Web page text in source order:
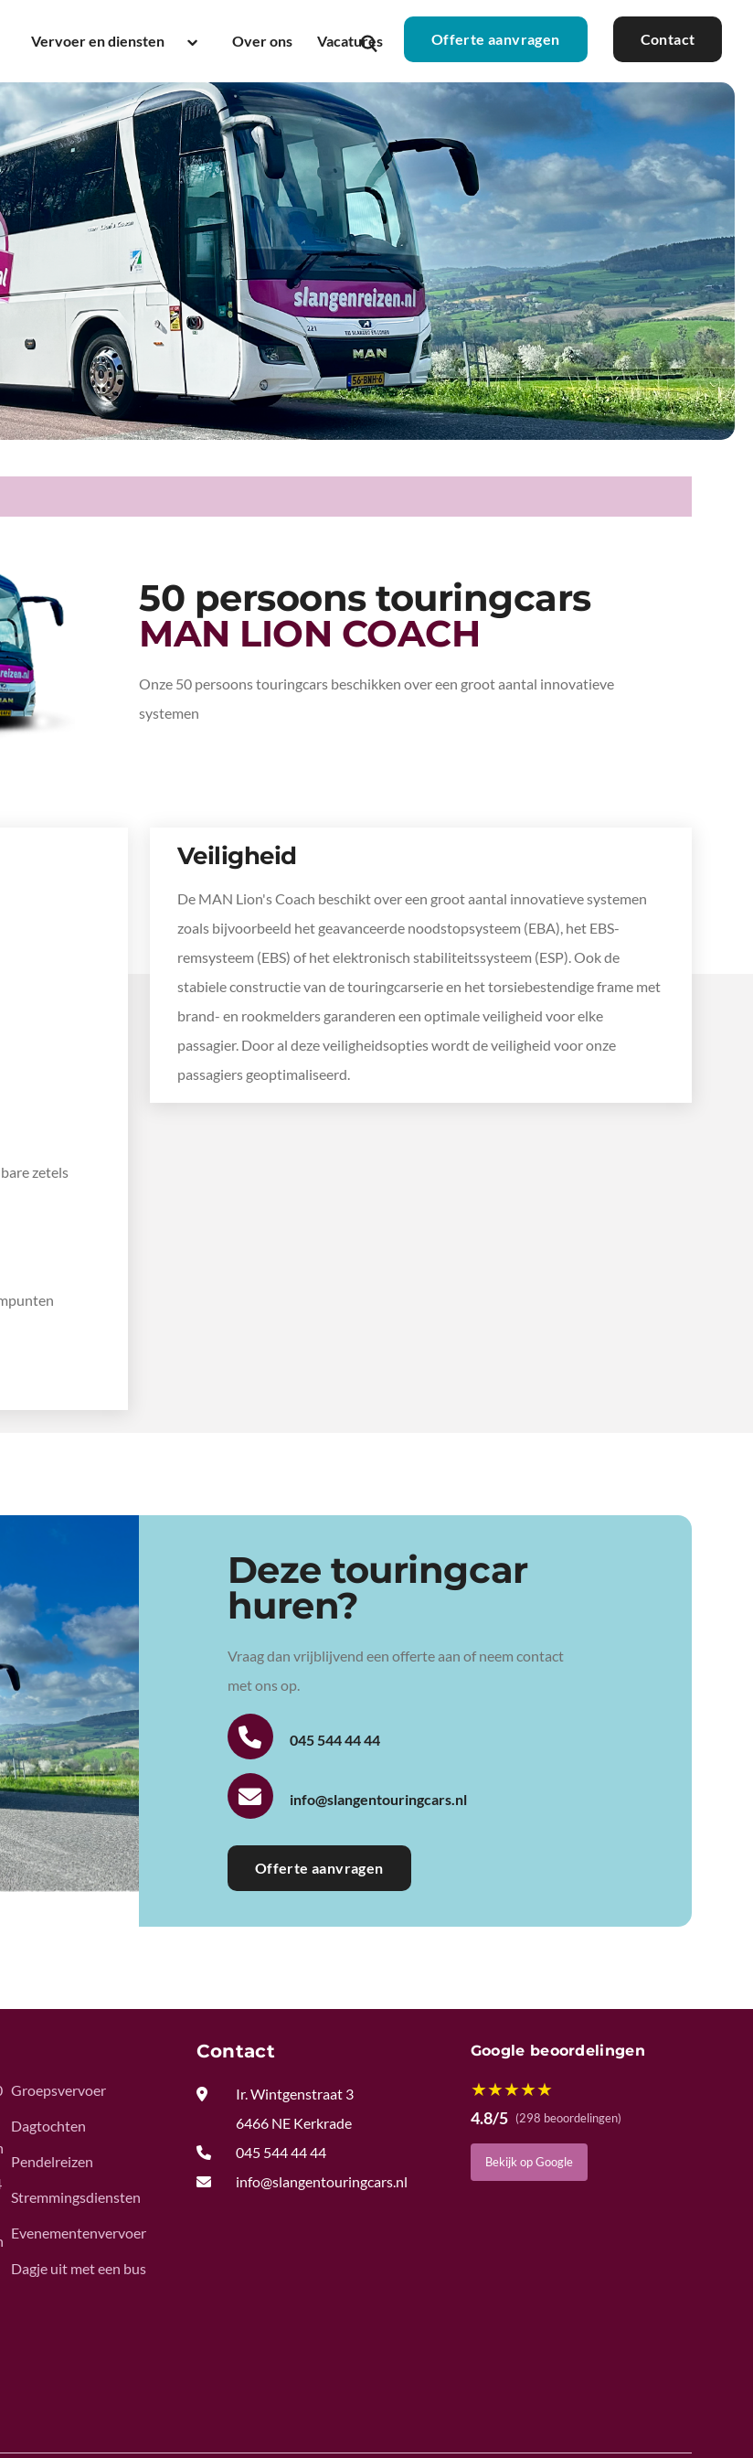
personen
tot 54
personen
90 personen
Vervoer en diensten
Dagtochten
Pendelreizen
Stremmingsdiensten
Evenementenvervoer
Dagje uit met een bus
Schoolvervoer
Festivalvervoer
Zakelijk vervoer
Bedrijfsuitje
Over ons Vacatures Offerte aanvragen Contact
50 persoons touringcars
MAN LION COACH
Onze 50 persoons touringcars beschikken over een groot aantal innovatieve
systemen
zetels
Veiligheid
De MAN Lion's Coach beschikt over een groot aantal innovatieve systemen
zoals bijvoorbeeld het geavanceerde noodstopsysteem (EBA), het EBS-
remsysteem (EBS) of het elektronisch stabiliteitssysteem (ESP). Ook de
stabiele constructie van de touringcarserie en het torsiebestendige frame met
brand- en rookmelders garanderen een optimale veiligheid voor elke
passagier. Door al deze veiligheidsopties wordt de veiligheid voor onze
passagiers geoptimaliseerd.
Deze touringcar
huren?
Vraag dan vrijblijvend een offerte aan of neem contact
met ons op.
 045 544 44 44
 info@slangentouringcars.nl
Offerte aanvragen
Groepsvervoer
Dagtochten
Pendelreizen
Stremmingsdiensten
Evenementenvervoer
Dagje uit met een bus
Contact

Ir. Wintgenstraat 3
6466 NE Kerkrade

045 544 44 44

info@slangentouringcars.nl
Google beoordelingen
★★★★★
4.8/5 (298 beoordelingen)
Bekijk op Google